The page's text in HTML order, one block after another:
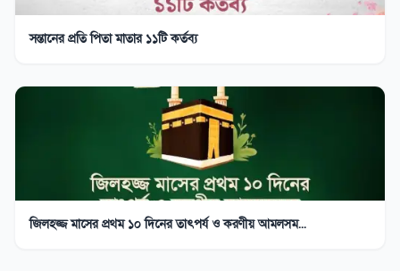
সন্তানের প্রতি পিতা মাতার ১১টি কর্তব্য
জিলহজ্জ মাসের প্রথম ১০ দিনের তাৎপর্য ও করণীয় আমলসম...